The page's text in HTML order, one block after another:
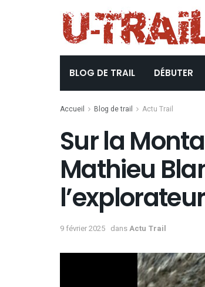
BLOG DE TRAIL DÉBUTER
Accueil Blog de trail Actu Trail
Sur la
Mathieu
9 février 2025 dansActu Trail